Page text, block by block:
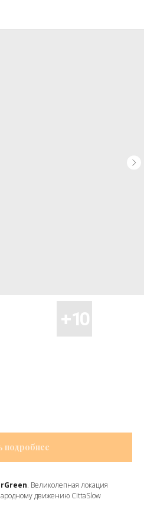
подробнее
. Великолепная локация
движению CittaSlow